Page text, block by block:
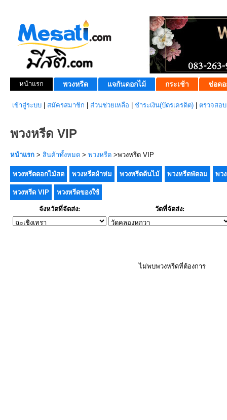
หน้าแรก พวงหรีด แจกันดอกไม้ กระเช้า ช่อดอ
เข้าสู่ระบบ สมัครสมาชิก ส่วนช่วยเหลือ ชำระเงิน(บัตรเครดิต) ตรวจสอ
พวงหรีด VIP
หน้าแรก > สินค้าทั้งหมด > พวงหรีด >พวงหรีด VIP
พวงหรีดดอกไม้สด พวงหรีดผ้าห่ม พวงหรีดต้นไม้ พวงหรีดพัดลม พว
พวงหรีด VIP พวงหรีดของใช้
จังหวัดที่จัดส่ง: วัดที่จัดส่ง:
ไม่พบพวงหรีดที่ต้องการ